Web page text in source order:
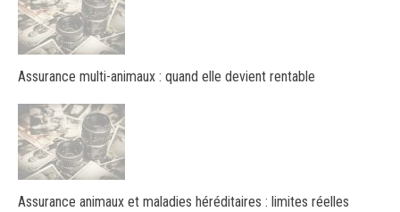
Assurance multi-animaux : quand elle devient rentable
Assurance animaux et maladies héréditaires : limites réelles